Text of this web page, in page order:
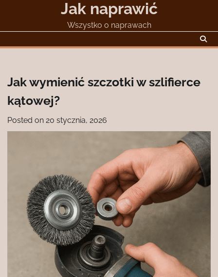
Jak naprawić
Wszystko o naprawach
Jak wymienić szczotki w szlifierce
kątowej?
Posted on 20 stycznia, 2026